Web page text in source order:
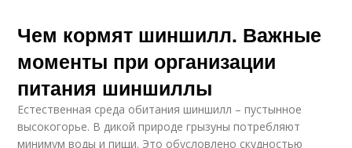
Чем кормят шиншилл. Важные
моменты при организации
питания шиншиллы
Естественная среда обитания шиншилл – пустынное
высокогорье. В дикой природе грызуны потребляют
минимум воды и пищи. Это обусловлено скудностью